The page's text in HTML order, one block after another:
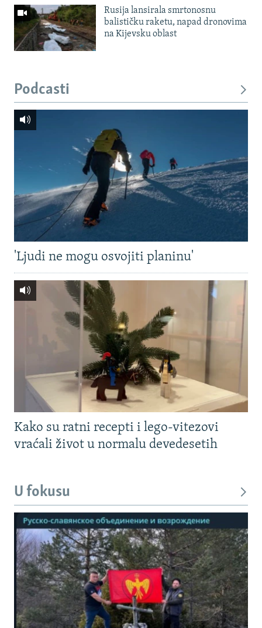
Rusija lansirala smrtonosnu
balističku raketu, napad dronovima
na Kijevsku oblast
Podcasti
'Ljudi ne mogu osvojiti planinu'
Kako su ratni recepti i lego-vitezovi
vraćali život u normalu devedesetih
U fokusu